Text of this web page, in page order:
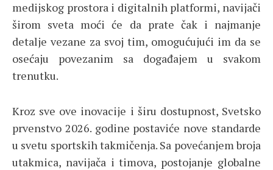
medijskog prostora i digitalnih platformi, navijači
širom sveta moći će da prate čak i najmanje
detalje vezane za svoj tim, omogućujući im da se
osećaju povezanim sa događajem u svakom
trenutku.
Kroz sve ove inovacije i širu dostupnost, Svetsko
prvenstvo 2026. godine postaviće nove standarde
u svetu sportskih takmičenja. Sa povećanjem broja
utakmica, navijača i timova, postojanje globalne